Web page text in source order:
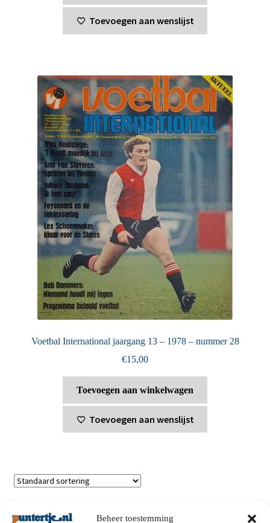
Beheer toestemming
Toevoegen aan wenslijst
Voetbal International jaargang 13 – 1978 – nummer 28
€15,00
Toevoegen aan winkelwagen
Toevoegen aan wenslijst